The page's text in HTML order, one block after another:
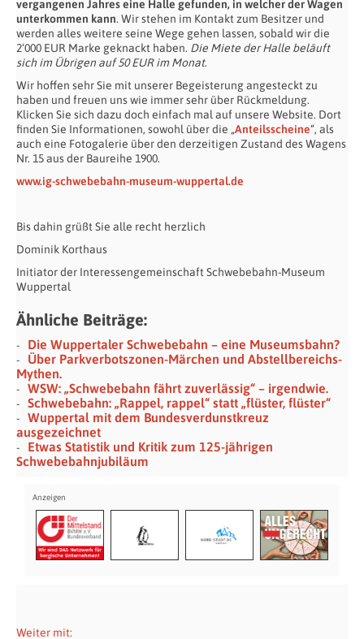
vergangenen Jahres eine Halle gefunden, in welcher der Wagen
unterkommen kann. Wir stehen im Kontakt zum Besitzer und
werden alles weitere seine Wege gehen lassen, sobald wir die
2‘000 EUR Marke geknackt haben. Die Miete der Halle beläuft
sich im Übrigen auf 50 EUR im Monat.
Wir hoffen sehr Sie mit unserer Begeisterung angesteckt zu
haben und freuen uns wie immer sehr über Rückmeldung.
Klicken Sie sich dazu doch einfach mal auf unsere Website. Dort
finden Sie Informationen, sowohl über die „Anteilsscheine“, als
auch eine Fotogalerie über den derzeitigen Zustand des Wagens
Nr. 15 aus der Baureihe 1900.
www.ig-schwebebahn-museum-wuppertal.de
Bis dahin grüßt Sie alle recht herzlich
Dominik Korthaus
Initiator der Interessengemeinschaft Schwebebahn-Museum
Wuppertal
Ähnliche Beiträge:
Die Wuppertaler Schwebebahn – eine Museumsbahn?
Über Parkverbotszonen-Märchen und Abstellbereichs-
Mythen.
WSW: „Schwebebahn fährt zuverlässig“ – irgendwie.
Schwebebahn: „Rappel, rappel“ statt „flüster, flüster“
Wuppertal mit dem Bundesverdunstkreuz
ausgezeichnet
Etwas Statistik und Kritik zum 125-jährigen
Schwebebahn­jubiläum
Weiter mit: